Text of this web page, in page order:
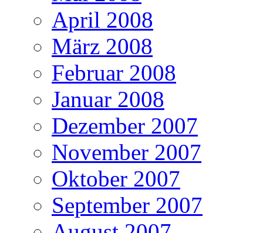
April 2008
März 2008
Februar 2008
Januar 2008
Dezember 2007
November 2007
Oktober 2007
September 2007